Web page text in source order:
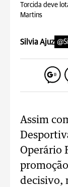
Torcida deve
Martins
Silvia Ajuz
Assim
Operário
decisivo,